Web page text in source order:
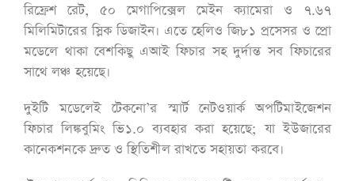
রিফ্রেশ রেট, ৫০ মেগাপিক্সেল মেইন ক্যামেরা ও ৭.৬৭
মিলিমিটারের স্লিক ডিজাইন। এতে হেলিও জি৮১ প্রসেসর ও প্রো
মডেলে থাকা বেশকিছু এআই ফিচার সহ দুর্দান্ত সব ফিচারের
সাথে লঞ্চ হয়েছে।
দুইটি মডেলেই টেকনো’র স্মার্ট নেটওয়ার্ক অপটিমাইজেশন
ফিচার লিঙ্কবুমিং ভি১.০ ব্যবহার করা হয়েছে; যা ইউজারের
কানেকশনকে দ্রুত ও স্থিতিশীল রাখতে সহায়তা করবে।